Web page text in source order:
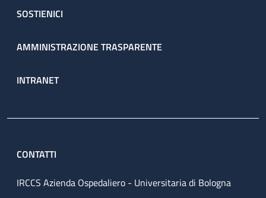
SOSTIENICI
AMMINISTRAZIONE TRASPARENTE
INTRANET
CONTATTI
IRCCS Azienda Ospedaliero - Universitaria di Bologna